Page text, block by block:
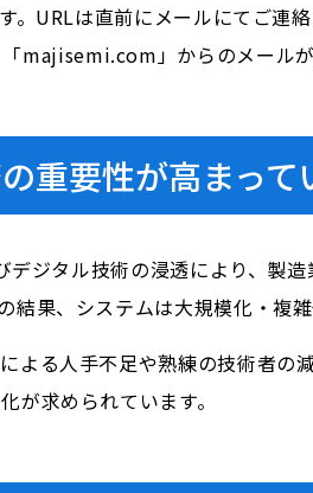
URLは直前にメールにてご連絡
majisemi.com」からのメール
重要性が高まって
ジタル技術の浸透により、製
結果、システムは大規模化・複
よる人手不足や熟練の技術者
が求められています。